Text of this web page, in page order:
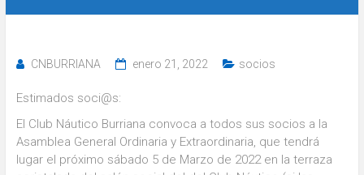
CNBURRIANA enero 21, 2022 socios
Estimados soci@s:
El Club Náutico Burriana convoca a todos sus socios a la
Asamblea General Ordinaria y Extraordinaria, que tendrá
lugar el próximo sábado 5 de Marzo de 2022 en la terraza